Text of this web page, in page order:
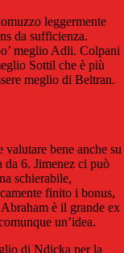
leggermente
da sufficienza.
meglio Adli. Colpani
Sottil che è più
meglio di Beltran.
bene anche su
da 6. Jimenez ci può
schierabile,
finito i bonus,
è il grande ex
un’idea.
di Ndicka per la